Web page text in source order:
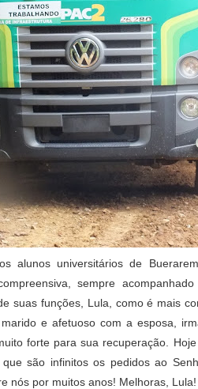
alunos universitários de
sempre
suas funções, Lula, como é mais
e afetuoso com a esposa,
forte para sua recuperação.
que são infinitos os pedidos ao
nós por muitos anos! Melhoras, Lula!